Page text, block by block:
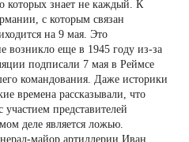
которых знает не каждый. К
с которым связан
на 9 мая. Это
возникло еще в 1945 году из-за
подписали 7 мая в Реймсе
командования. Даже историки
времена рассказывали, что
участием представителей
деле является ложью.
майор артиллерии Иван